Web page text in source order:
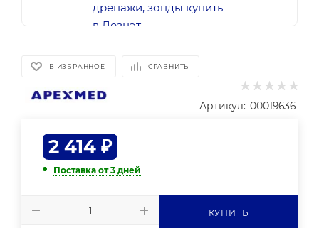
В ИЗБРАННОЕ СРАВНИТЬ
Артикул: 00019636
2 414 ₽
Поставка от 3 дней
КУПИТЬ